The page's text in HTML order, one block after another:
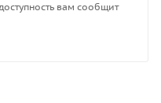
вам сообщит